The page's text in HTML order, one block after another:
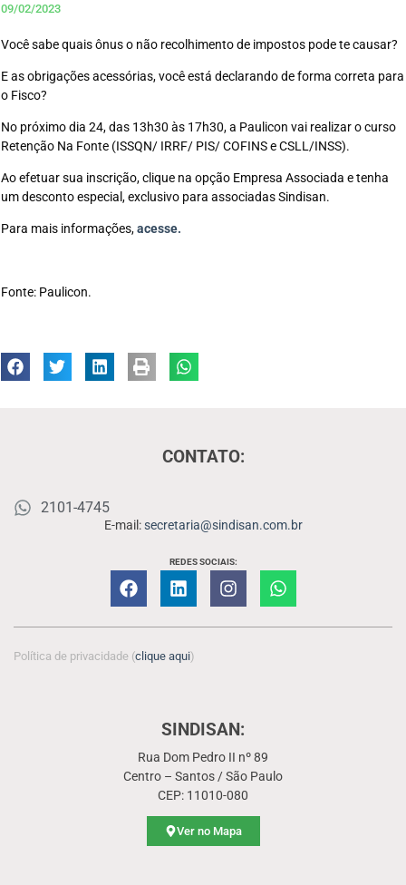
09/02/2023
Você sabe quais ônus o não recolhimento de impostos pode te causar?
E as obrigações acessórias, você está declarando de forma correta para
o Fisco?
No próximo dia 24, das 13h30 às 17h30, a Paulicon vai realizar o curso
Retenção Na Fonte (ISSQN/ IRRF/ PIS/ COFINS e CSLL/INSS).
Ao efetuar sua inscrição, clique na opção Empresa Associada e tenha
um desconto especial, exclusivo para associadas Sindisan.
Para mais informações,acesse.
Fonte: Paulicon.
CONTATO:
2101-4745
E-mail:secretaria@sindisan.com.br
REDES SOCIAIS:
Política de privacidade (clique aqui)
SINDISAN:
Rua Dom Pedro II nº 89
Centro – Santos / São Paulo
CEP: 11010-080
Ver no Mapa